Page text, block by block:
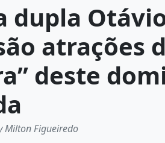
dupla
atrações
deste
Milton Figueiredo